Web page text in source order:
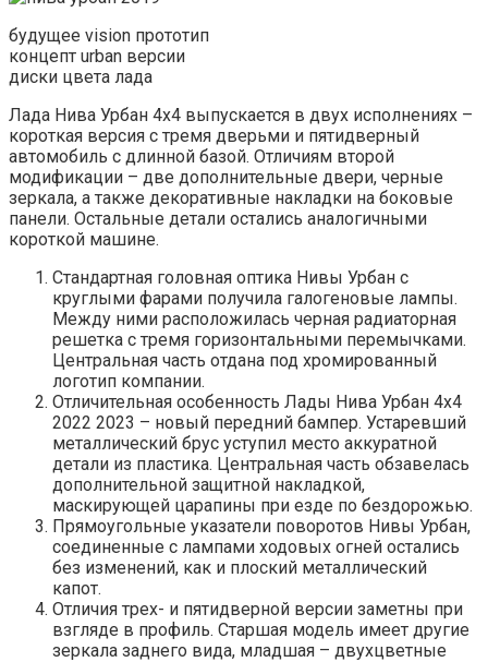
будущее vision прототип
концепт urban версии
диски цвета лада
Лада Нива Урбан 4х4 выпускается в двух исполнениях –
короткая версия с тремя дверьми и пятидверный
автомобиль с длинной базой. Отличиям второй
модификации – две дополнительные двери, черные
зеркала, а также декоративные накладки на боковые
панели. Остальные детали остались аналогичными
короткой машине.
Стандартная головная оптика Нивы Урбан с
круглыми фарами получила галогеновые лампы.
Между ними расположилась черная радиаторная
решетка с тремя горизонтальными перемычками.
Центральная часть отдана под хромированный
логотип компании.
Отличительная особенность Лады Нива Урбан 4х4
2022 2023 – новый передний бампер. Устаревший
металлический брус уступил место аккуратной
детали из пластика. Центральная часть обзавелась
дополнительной защитной накладкой,
маскирующей царапины при езде по бездорожью.
Прямоугольные указатели поворотов Нивы Урбан,
соединенные с лампами ходовых огней остались
без изменений, как и плоский металлический
капот.
Отличия трех- и пятидверной версии заметны при
взгляде в профиль. Старшая модель имеет другие
зеркала заднего вида, младшая – двухцветные